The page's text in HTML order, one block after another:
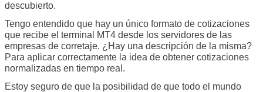
descubierto.
Tengo entendido que hay un único formato de cotizaciones
que recibe el terminal MT4 desde los servidores de las
empresas de corretaje. ¿Hay una descripción de la misma?
Para aplicar correctamente la idea de obtener cotizaciones
normalizadas en tiempo real.
Estoy seguro de que la posibilidad de que todo el mundo